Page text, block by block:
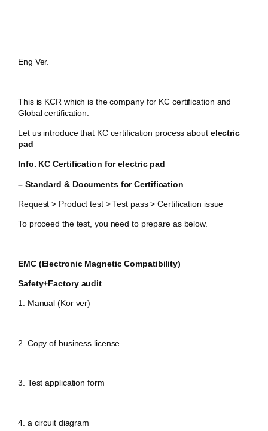
Eng Ver.
This is KCR which is the company for KC certification and
Global certification.
Let us introduce that KC certification process about electric
pad
Info. KC Certification forelectric pad
– Standard & Documents for Certification
Request > Product test > Test pass > Certification issue
To proceed the test, you need to prepare as below.
EMC (Electronic Magnetic Compatibility)
Safety+Factory audit
1. Manual (Kor ver)
2. Copy of business license
3. Test application form
4. a circuit diagram